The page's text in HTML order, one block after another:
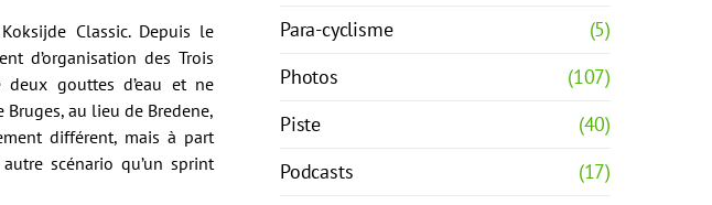
Classic. Depuis le
d’organisation des Trois
deux gouttes d’eau et ne
au lieu de Bredene,
différent, mais à part
scénario qu’un sprint
Para-cyclisme
(5)
Photos
(107)
Piste
(40)
Podcasts
(17)